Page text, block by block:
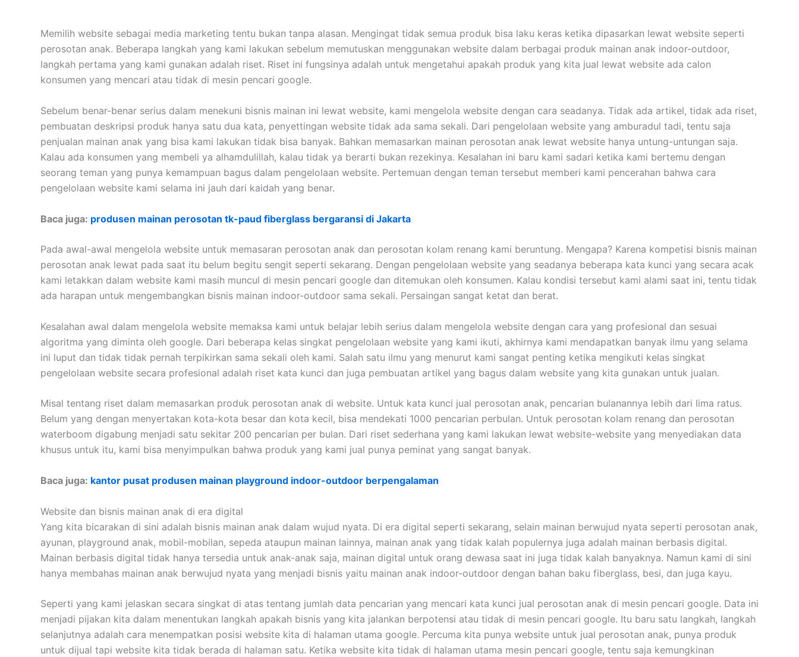
Memilih website sebagai media marketing tentu bukan tanpa alasan. Mengingat tidak semua produk bisa laku keras ketika dipasarkan lewat website seperti
perosotan anak. Beberapa langkah yang kami lakukan sebelum memutuskan menggunakan website dalam berbagai produk mainan anak indoor-outdoor,
langkah pertama yang kami gunakan adalah riset. Riset ini fungsinya adalah untuk mengetahui apakah produk yang kita jual lewat website ada calon
konsumen yang mencari atau tidak di mesin pencari google.
Sebelum benar-benar serius dalam menekuni bisnis mainan ini lewat website, kami mengelola website dengan cara seadanya. Tidak ada artikel, tidak ada riset,
pembuatan deskripsi produk hanya satu dua kata, penyettingan website tidak ada sama sekali. Dari pengelolaan website yang amburadul tadi, tentu saja
penjualan mainan anak yang bisa kami lakukan tidak bisa banyak. Bahkan memasarkan mainan perosotan anak lewat website hanya untung-untungan saja.
Kalau ada konsumen yang membeli ya alhamdulillah, kalau tidak ya berarti bukan rezekinya. Kesalahan ini baru kami sadari ketika kami bertemu dengan
seorang teman yang punya kemampuan bagus dalam pengelolaan website. Pertemuan dengan teman tersebut memberi kami pencerahan bahwa cara
pengelolaan website kami selama ini jauh dari kaidah yang benar.
Baca juga: produsen mainan perosotan tk-paud fiberglass bergaransi di Jakarta
Pada awal-awal mengelola website untuk memasaran perosotan anak dan perosotan kolam renang kami beruntung. Mengapa? Karena kompetisi bisnis mainan
perosotan anak lewat pada saat itu belum begitu sengit seperti sekarang. Dengan pengelolaan website yang seadanya beberapa kata kunci yang secara acak
kami letakkan dalam website kami masih muncul di mesin pencari google dan ditemukan oleh konsumen. Kalau kondisi tersebut kami alami saat ini, tentu tidak
ada harapan untuk mengembangkan bisnis mainan indoor-outdoor sama sekali. Persaingan sangat ketat dan berat.
Kesalahan awal dalam mengelola website memaksa kami untuk belajar lebih serius dalam mengelola website dengan cara yang profesional dan sesuai
algoritma yang diminta oleh google. Dari beberapa kelas singkat pengelolaan website yang kami ikuti, akhirnya kami mendapatkan banyak ilmu yang selama
ini luput dan tidak tidak pernah terpikirkan sama sekali oleh kami. Salah satu ilmu yang menurut kami sangat penting ketika mengikuti kelas singkat
pengelolaan website secara profesional adalah riset kata kunci dan juga pembuatan artikel yang bagus dalam website yang kita gunakan untuk jualan.
Misal tentang riset dalam memasarkan produk perosotan anak di website. Untuk kata kunci jual perosotan anak, pencarian bulanannya lebih dari lima ratus.
Belum yang dengan menyertakan kota-kota besar dan kota kecil, bisa mendekati 1000 pencarian perbulan. Untuk perosotan kolam renang dan perosotan
waterboom digabung menjadi satu sekitar 200 pencarian per bulan. Dari riset sederhana yang kami lakukan lewat website-website yang menyediakan data
khusus untuk itu, kami bisa menyimpulkan bahwa produk yang kami jual punya peminat yang sangat banyak.
Baca juga: kantor pusat produsen mainan playground indoor-outdoor berpengalaman
Website dan bisnis mainan anak di era digital
Yang kita bicarakan di sini adalah bisnis mainan anak dalam wujud nyata. Di era digital seperti sekarang, selain mainan berwujud nyata seperti perosotan anak,
ayunan, playground anak, mobil-mobilan, sepeda ataupun mainan lainnya, mainan anak yang tidak kalah populernya juga adalah mainan berbasis digital.
Mainan berbasis digital tidak hanya tersedia untuk anak-anak saja, mainan digital untuk orang dewasa saat ini juga tidak kalah banyaknya. Namun kami di sini
hanya membahas mainan anak berwujud nyata yang menjadi bisnis yaitu mainan anak indoor-outdoor dengan bahan baku fiberglass, besi, dan juga kayu.
Seperti yang kami jelaskan secara singkat di atas tentang jumlah data pencarian yang mencari kata kunci jual perosotan anak di mesin pencari google. Data ini
menjadi pijakan kita dalam menentukan langkah apakah bisnis yang kita jalankan berpotensi atau tidak di mesin pencari google. Itu baru satu langkah, langkah
selanjutnya adalah cara menempatkan posisi website kita di halaman utama google. Percuma kita punya website untuk jual perosotan anak, punya produk
untuk dijual tapi website kita tidak berada di halaman satu. Ketika website kita tidak di halaman utama mesin pencari google, tentu saja kemungkinan